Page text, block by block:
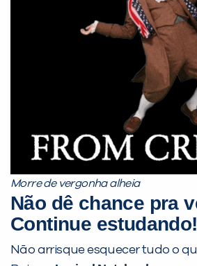
Morre de vergonha alheia
Não dê chance pra
Continue estudando!
Não arrisque esquecer tudo o